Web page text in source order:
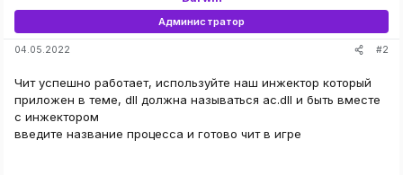
Администратор
04.05.2022 #2
Чит успешно работает, используйте наш инжектор который
приложен в теме, dll должна называться ac.dll и быть вместе
с инжектором
введите название процесса и готово чит в игре